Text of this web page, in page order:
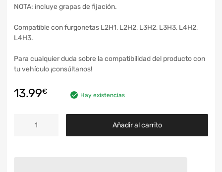
NOTA: incluye grapas de fijación.
Compatible con furgonetas L2H1, L2H2, L3H2, L3H3, L4H2,
L4H3.
Para cualquier duda sobre la compatibilidad del producto con
tu vehículo ¡consúltanos!
13.99€ Hay existencias
Añadir al carrito